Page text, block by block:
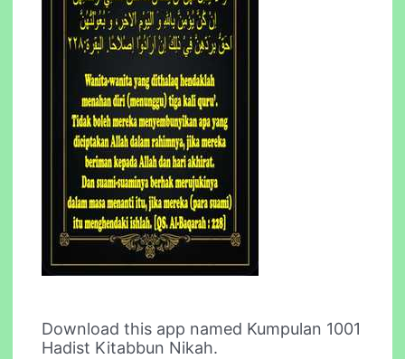
Download this app named Kumpulan 1001
Hadist Kitabbun Nikah.